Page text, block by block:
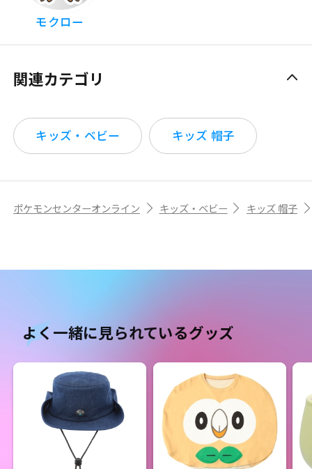
モクロー
関連カテゴリ
キッズ・ベビー キッズ 帽子
ポケモンセンターオンライン キッズ・ベビー キッズ 帽子
よく一緒に見られているグッズ